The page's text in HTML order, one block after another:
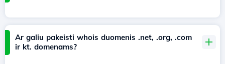
Ar galiu pakeisti whois duomenis .net, .org, .com
ir kt. domenams?